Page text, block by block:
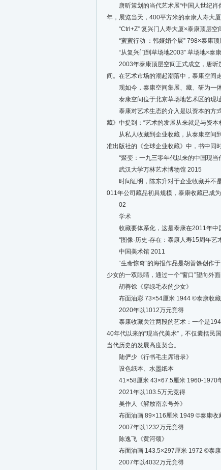
唐昕策划的当代艺术展“中国人世纪肖
年，展览当天，400平方米的泰康人寿大
“Ctrl+Z” 复兴门人寿大厦×泰康顶层空
“蜜蜜行动 ：韩娅娟个展” 798×泰康顶
“从复兴门到草场地2003” 草场地×泰
2003年泰康顶层空间正式成立，唐昕
间。在艺术市场的潮起潮落中，泰康空间
现如今，泰康空间集展、藏、研为一体
泰康空间位于北京草场地艺术区的现
泰康对艺术生态的介入是以资本的方式
藏》中提到：“艺术的发展从来就是与资
从私人收藏到企业收藏，从泰康空间到
准出版社的《全球企业收藏》中，书中同
“聚变：一九三零年代以来的中国现当
武汉大学万林艺术博物馆 2015
时间证明，陈东升对于企业收藏并不是
011年公司藏品初具规模，泰康收藏已成
02
学术
收藏要体系化，这是泰康在2011年中国
“图像·历史·存在：泰康人寿15周年艺
中国美术馆 2011
“生命惊奇”的海报作品是胡善馀创作于
少女的一双眼睛，通过一个“窗口”望向外
胡善馀《穿绿毛衣的少女》
布面油彩 73×54厘米 1944 ©️泰康收藏
2020年以1012万元竞得
泰康收藏关注两段的艺术：一个是1940
40年代以来的“现当代美术”，不仅囊括
当代历史的发展高度契合。
陆俨少《行书毛主席语录》
设色纸本、水墨纸本
41×58厘米 43×67.5厘米 1960-1970
2021年以103.5万元竞得
吴作人《解放南京号外》
布面油画 89×116厘米 1949 ©️泰康收
2007年以1232万元竞得
陈逸飞《黄河颂》
布面油画 143.5×297厘米 1972 ©️泰
2007年以4032万元竞得